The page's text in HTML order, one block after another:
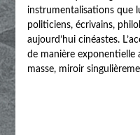
instrumentalisations que
politiciens, écrivains,
aujourd’hui cinéastes.
de manière exponentielle
masse, miroir